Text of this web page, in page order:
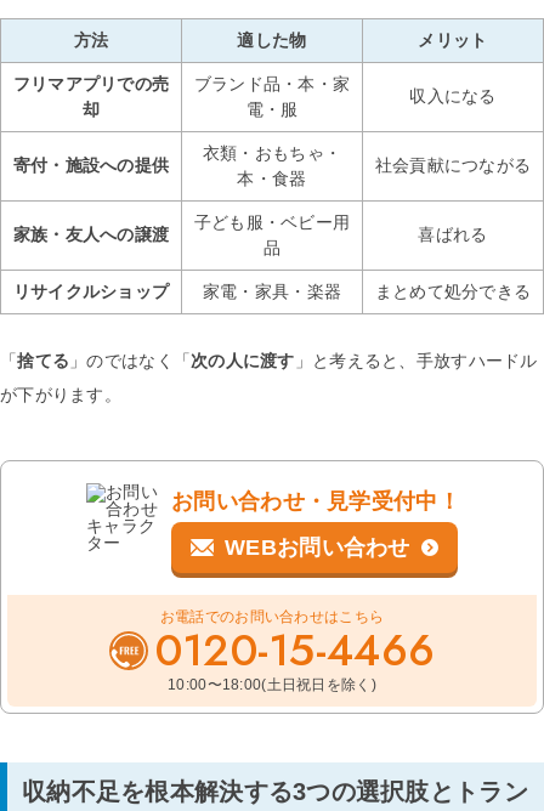
方法 適した物 メリット
フリマアプリでの売
却
ブランド品・本・家
電・服
収入になる
寄付・施設への提供
衣類・おもちゃ・
本・食器
社会貢献につながる
家族・友人への譲渡
子ども服・ベビー用
品
喜ばれる
リサイクルショップ 家電・家具・楽器 まとめて処分できる
「捨てる 」のではなく「次の人に渡す 」と考えると、手放すハードル
が下がります。
お問い合わせ・見学受付中！
WEBお問い合わせ
お電話でのお問い合わせはこちら
0120-15-4466
10:00〜18:00(土日祝日を除く)
収納不足を根本解決する3つの選択肢とトラン